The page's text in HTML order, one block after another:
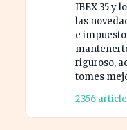
IBEX 35 y
las
e
riguroso,
tomes
2356